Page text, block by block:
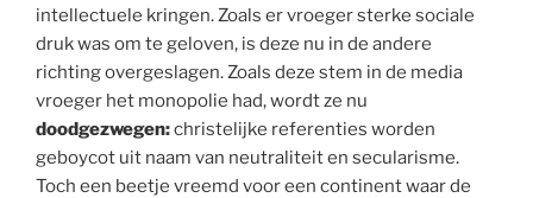
intellectuele kringen. Zoals er vroeger sterke sociale
druk was om te geloven, is deze nu in de andere
richting overgeslagen. Zoals deze stem in de media
vroeger het monopolie had, wordt ze nu
doodgezwegen:christelijke referenties worden
geboycot uit naam van neutraliteit en secularisme.
Toch een beetje vreemd voor een continent waar de